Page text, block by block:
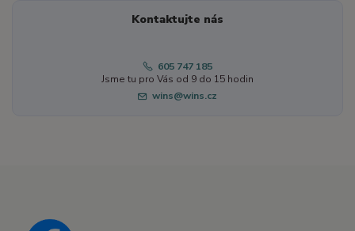
Kontaktujte nás
605 747 185
Jsme tu pro Vás od 9 do 15 hodin
wins@wins.cz